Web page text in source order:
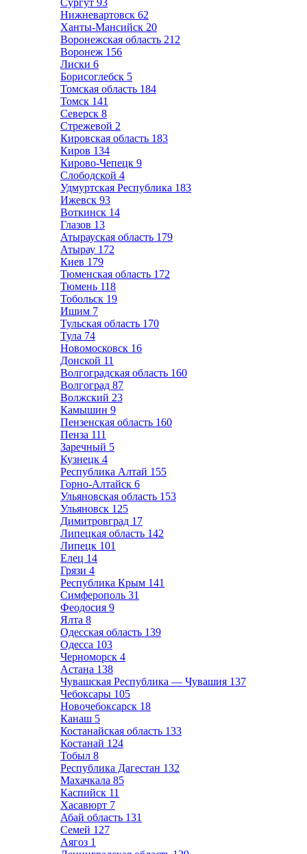
Сургут 93
Нижневартовск 62
Ханты-Мансийск 20
Воронежская область 212
Воронеж 156
Лиски 6
Борисоглебск 5
Томская область 184
Томск 141
Северск 8
Стрежевой 2
Кировская область 183
Киров 134
Кирово-Чепецк 9
Слободской 4
Удмуртская Республика 183
Ижевск 93
Воткинск 14
Глазов 13
Атырауская область 179
Атырау 172
Киев 179
Тюменская область 172
Тюмень 118
Тобольск 19
Ишим 7
Тульская область 170
Тула 74
Новомосковск 16
Донской 11
Волгоградская область 160
Волгоград 87
Волжский 23
Камышин 9
Пензенская область 160
Пенза 111
Заречный 5
Кузнецк 4
Республика Алтай 155
Горно-Алтайск 6
Ульяновская область 153
Ульяновск 125
Димитровград 17
Липецкая область 142
Липецк 101
Елец 14
Грязи 4
Республика Крым 141
Симферополь 31
Феодосия 9
Ялта 8
Одесская область 139
Одесса 103
Черноморск 4
Астана 138
Чувашская Республика — Чувашия 137
Чебоксары 105
Новочебоксарск 18
Канаш 5
Костанайская область 133
Костанай 124
Тобыл 8
Республика Дагестан 132
Махачкала 85
Каспийск 11
Хасавюрт 7
Абай область 131
Семей 127
Аягоз 1